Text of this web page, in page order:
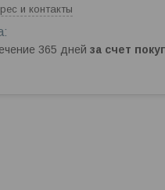
и контакты
365 дней за счет